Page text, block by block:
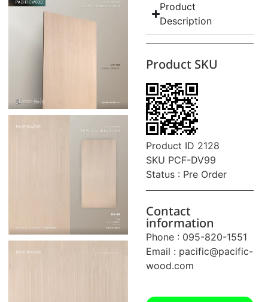
Product
Description
Product SKU
Product ID 2128
SKU PCF-DV99
Status : Pre Order
Contact
information
Phone : 095-820-1551
Email : pacific@pacific-
wood.com